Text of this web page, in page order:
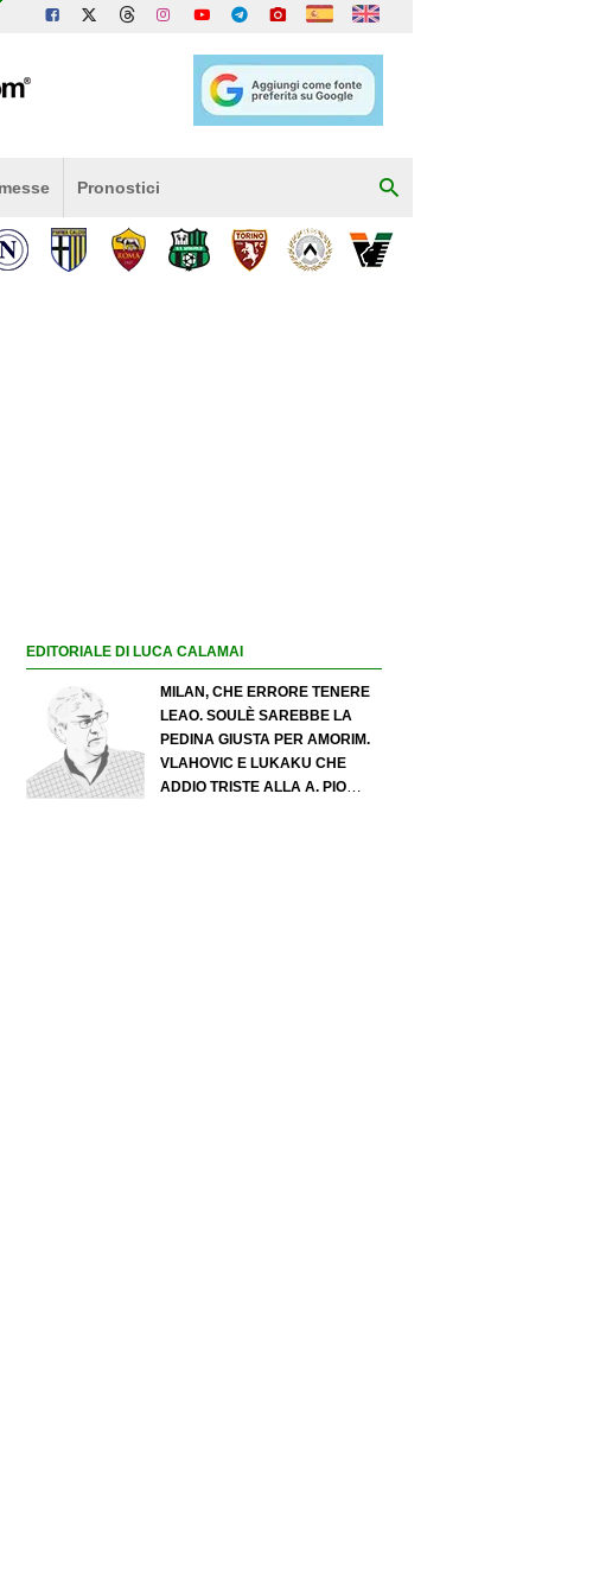
Pronostici
EDITORIALE DI LUCA CALAMAI
MILAN, CHE ERRORE TENERE
LEAO. SOULÈ SAREBBE LA
PEDINA GIUSTA PER AMORIM.
VLAHOVIC E LUKAKU CHE
ADDIO TRISTE ALLA A. PIO